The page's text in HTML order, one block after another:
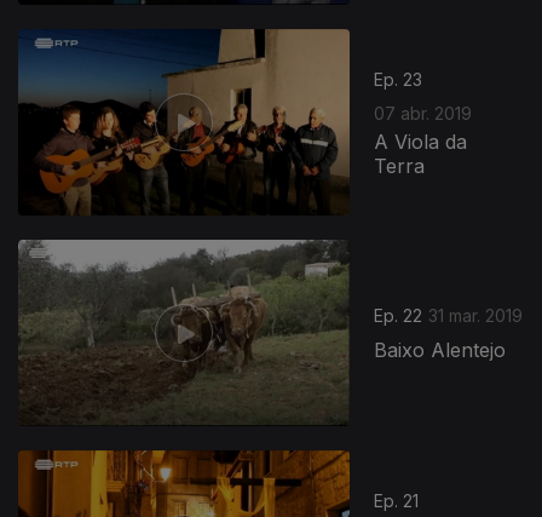
Ep. 23
07 abr. 2019
A Viola da
Terra
Ep. 22 31 mar. 2019
Baixo Alentejo
Ep. 21